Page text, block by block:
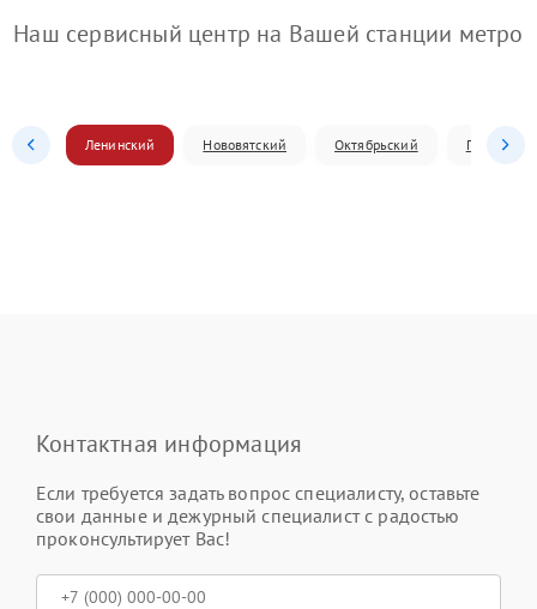
Наш сервисный центр на Вашей станции метро
Ленинский Нововятский Октябрьский
Контактная информация
Если требуется задать вопрос специалисту, оставьте
свои данные и дежурный специалист с радостью
проконсультирует Вас!